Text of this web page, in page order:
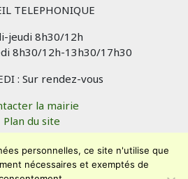
TELEPHONIQUE
jeudi 8h30/12h
8h30/12h-13h30/17h30
: Sur rendez-vous
la mairie
Plan du site
légales
(en cours)
personnelles, ce site n'utilise que
nécessaires et exemptés de